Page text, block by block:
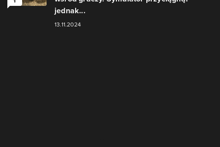
jednak...
13.11.2024